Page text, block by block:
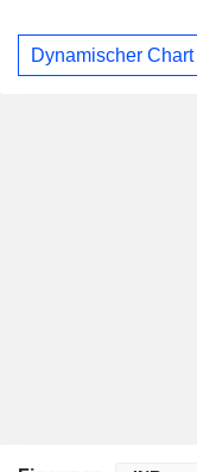
Dynamischer Chart